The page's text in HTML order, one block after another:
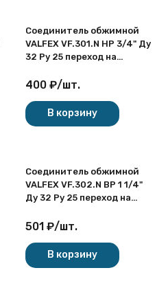
Соединитель обжимной
VALFEX VF.301.N НР 3/4" Ду
32 Ру 25 переход на
никелированный латунный
400 ₽/шт.
В корзину
Соединитель обжимной
VALFEX VF.302.N ВР 1 1/4"
Ду 32 Ру 25 переход на
никелированный латунный
501 ₽/шт.
В корзину